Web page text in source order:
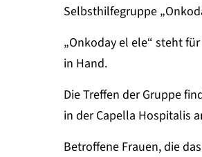
Selbsthilfegruppe
„Onkoday el ele“ steht
in Hand.
Die Treffen der Gruppe
in der Capella Hospitalis
Betroffene Frauen, die